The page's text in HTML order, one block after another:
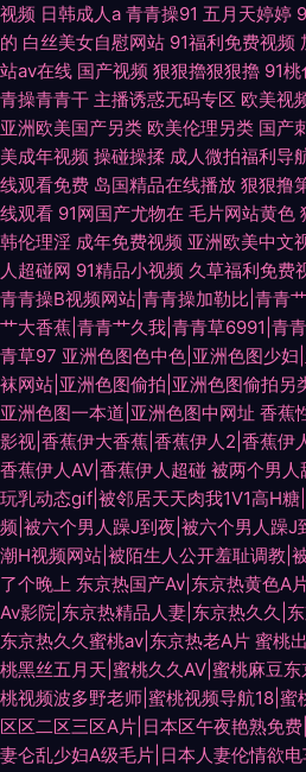
视频 日韩成人a 青青操91 五月天婷婷
的 白丝美女自慰网站 91福利免费视频
站av在线 国产视频 狠狠擼狠狠擼 91
青操青青干 主播诱惑无码专区 欧美视
亚洲欧美国产另类 欧美伦理另类 国产
美成年视频 操碰操揉 成人微拍福利导
线观看免费 岛国精品在线播放 狠狠撸
线观看 91网国产尤物在 毛片网站黄色
韩伦理淫 成年免费视频 亚洲欧美中文
人超碰网 91精品小视频 久草福利免费
青青操B视频网站|青青操加勒比|青青
艹大香蕉|青青艹久我|青青草6991|青
青草97 亚洲色图色中色|亚洲色图少
袜网站|亚洲色图偷拍|亚洲色图偷拍另
亚洲色图一本道|亚洲色图中网址 香蕉
影视|香蕉伊大香蕉|香蕉伊人2|香蕉伊
香蕉伊人AV|香蕉伊人超碰 被两个男
玩乳动态gif|被邻居天天肉我1V1高H
频|被六个男人躁J到夜|被六个男人躁J
潮H视频网站|被陌生人公开羞耻调教|
了个晚上 东京热国产Av|东京热黄色A
Av影院|东京热精品人妻|东京热久久|
东京热久久蜜桃av|东京热老A片 蜜桃
桃黑丝五月天|蜜桃久久AV|蜜桃麻豆
桃视频波多野老师|蜜桃视频导航18|蜜
区区二区三区A片|日本区午夜艳熟免
妻仑乱少妇A级毛片|日本人妻伦情欲